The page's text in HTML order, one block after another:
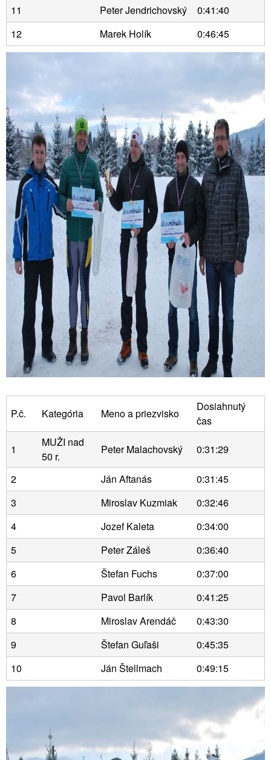
11 Peter Jendrichovský
0:41:40
12
Marek Holík 0:46:45
P.č. Kategória Meno a priezvisko
Dosiahnutý
čas
1
MUŽI nad
50 r.
Peter Malachovský 0:31:29
2 Ján Aftanás
0:31:45
3
Miroslav Kuzmiak
0:32:46
4
Jozef Kaleta
0:34:00
5
Peter Záleš
0:36:40
6
Štefan Fuchs
0:37:00
7
Pavol Barlík
0:41:25
8
Miroslav Arendáč
0:43:30
9
Štefan Guľaši
0:45:35
10
Ján Štellmach 0:49:15